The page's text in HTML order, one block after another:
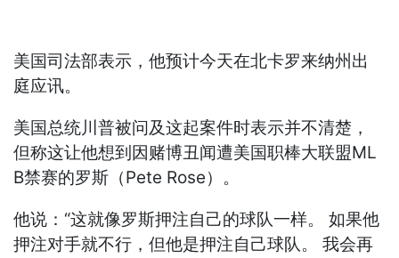
美国司法部表示，他预计今天在北卡罗来纳州出
庭应讯。
美国总统川普被问及这起案件时表示并不清楚，
但称这让他想到因赌博丑闻遭美国职棒大联盟ML
B禁赛的罗斯（Pete Rose）。
他说：“这就像罗斯押注自己的球队一样。 如果他
押注对手就不行，但他是押注自己球队。 我会再